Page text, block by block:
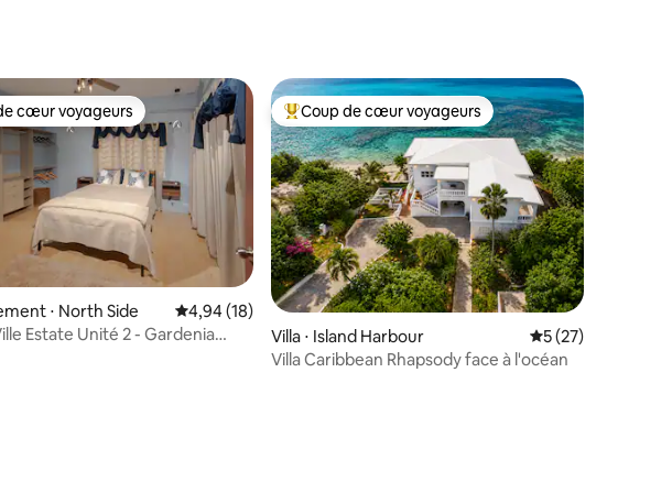
la base de 36 commentaires : 4,97 sur 5
cœur voyageurs
cœur voyageurs
⋅ North Side Évaluation moyenne sur la base de 18 commentaires : 4,94 sur 5
4,94 (18)
Unité 2 - Gardenia
Coups de cœur voyageurs les plus appréciés
Coup de cœur voyageurs
Villa ⋅ Island Harbour Évaluation
5 (27)
Villa Caribbean Rhapsody face à l'océan